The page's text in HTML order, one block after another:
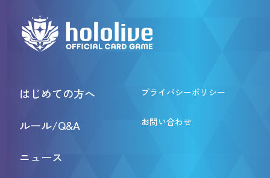
はじめての方へ
ルール/Q&A
ニュース
プライバシーポリシー
お問い合わせ